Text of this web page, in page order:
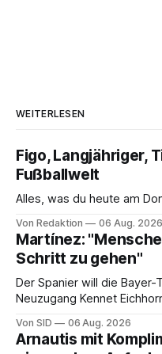
WEITERLESEN
Figo, Langjähriger,
Fußballwelt
Alles, was du heute am
Von Redaktion 06 Aug. 2026
Martínez:
Schritt zu gehen"
Der Spanier will die Bayer-
Neuzugang Kennet
Von SID 06 Aug. 2026
Arnautis mit